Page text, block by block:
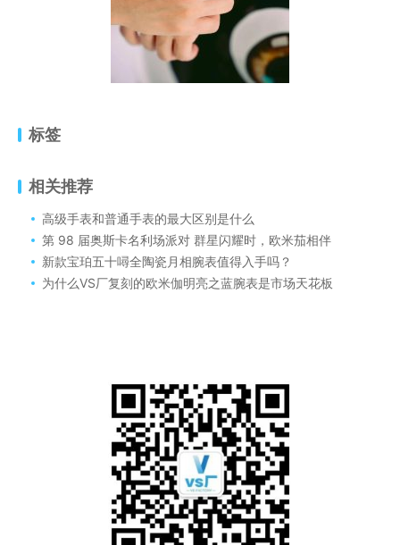
标签
相关推荐
高级手表和普通手表的最大区别是什么
第 98 届奥斯卡名利场派对 群星闪耀时，欧米茄相伴
新款宝珀五十噚全陶瓷月相腕表值得入手吗？
为什么VS厂复刻的欧米伽明亮之蓝腕表是市场天花板